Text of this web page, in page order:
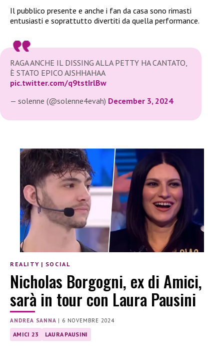
Il pubblico presente e anche i fan da casa sono rimasti
entusiasti e soprattutto divertiti da quella performance.
RAGA ANCHE IL DISSING ALLA PETTY HA CANTATO,
È STATO EPICO AJSHHAHAA
pic.twitter.com/q9tstIrlBw
— solenne (@solenne4evah) December 3, 2024
REALITY | SOCIAL
Nicholas Borgogni, ex di Amici,
sarà in tour con Laura Pausini
ANDREA SANNA | 6 NOVEMBRE 2024
AMICI 23 LAURA PAUSINI